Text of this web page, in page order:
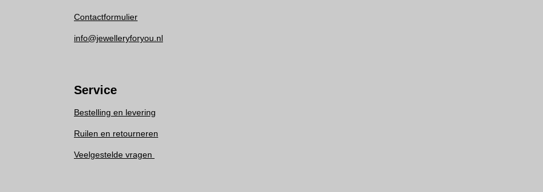
Contactformulier
info@jewelleryforyou.nl
Service
Bestelling en levering
Ruilen en retourneren
Veelgestelde vragen